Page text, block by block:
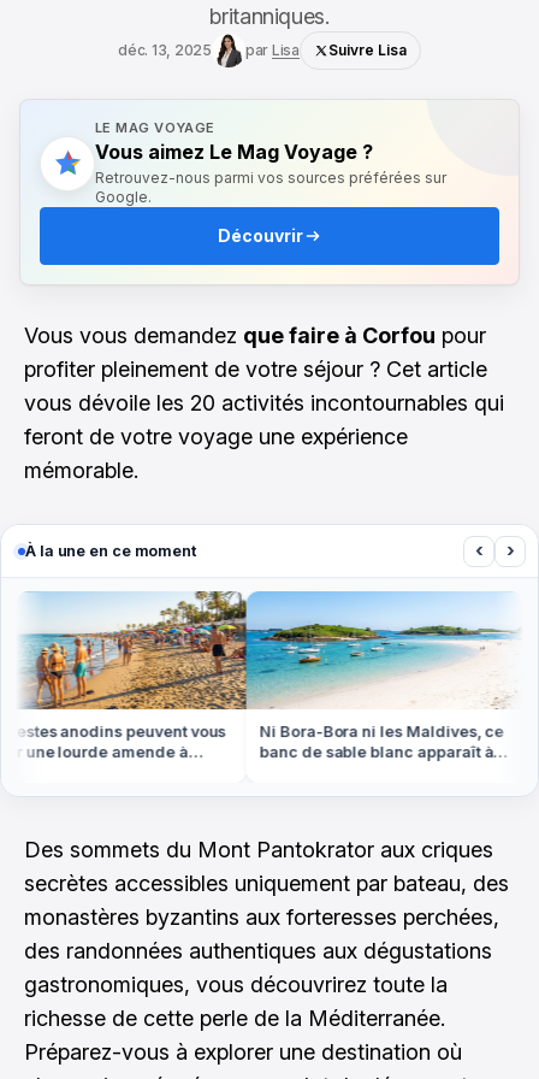
britanniques.
déc. 13, 2025 par Lisa Suivre Lisa
LE MAG VOYAGE
Vous aimez Le Mag Voyage ?
Retrouvez-nous parmi vos sources préférées sur
Google.
Découvrir
Vous vous demandez que faire à Corfou pour
profiter pleinement de votre séjour ? Cet article
vous dévoile les 20 activités incontournables qui
feront de votre voyage une expérience
mémorable.
À la une en ce moment ‹ ›
anodins peuvent vous
une lourde amende à
Ni Bora-Bora ni les Maldives, ce
banc de sable blanc apparaît à
Des sommets du Mont Pantokrator aux criques
secrètes accessibles uniquement par bateau, des
monastères byzantins aux forteresses perchées,
des randonnées authentiques aux dégustations
gastronomiques, vous découvrirez toute la
richesse de cette perle de la Méditerranée.
Préparez-vous à explorer une destination où